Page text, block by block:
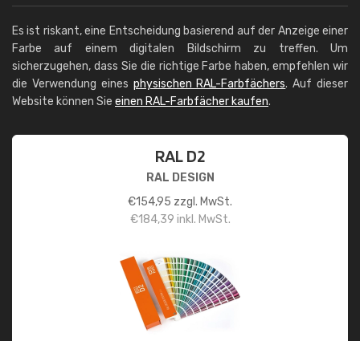
Es ist riskant, eine Entscheidung basierend auf der Anzeige einer
Farbe auf einem digitalen Bildschirm zu treffen. Um
sicherzugehen, dass Sie die richtige Farbe haben, empfehlen wir
die Verwendung eines physischen RAL-Farbfächers. Auf dieser
Website können Sie einen RAL-Farbfächer kaufen.
RAL D2
RAL DESIGN
€154,95 zzgl. MwSt.
€184,39 inkl. MwSt.